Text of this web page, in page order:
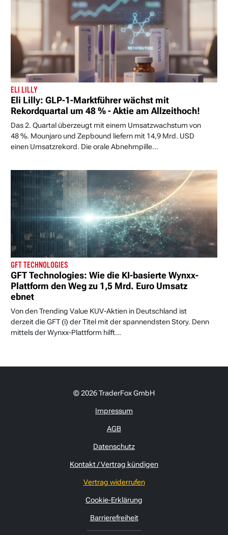
ELI LILLY
Eli Lilly: GLP-1-Marktführer wächst mit
Rekordquartal um 48 % - Aktie am Allzeithoch!
Das 2. Quartal überzeugt mit einem Umsatzwachstum von
48 %. Mounjaro und Zepbound liefern mit 14,9 Mrd. USD
einen Umsatzrekord. Die orale Abnehmpille...
GFT TECHNOLOGIES
GFT Technologies: Wie die KI-basierte Wynxx-
Plattform den Weg zu 1,5 Mrd. Euro Umsatz
ebnet
Von den Trending Value KUV-Aktien in Deutschland ist
derzeit die GFT (i) der Titel mit der spannendsten Story. Denn
mittels der Wynxx-Plattform hilft...
© 2026 TraderFox GmbH
Impressum
AGB
Datenschutz
Kontakt / Vertrag kündigen
Vertrag widerrufen
Cookie-Erklärung
Barrierefreiheit